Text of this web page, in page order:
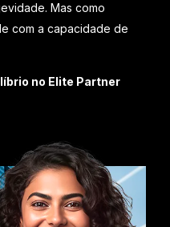
Mas como
com a capacidade de
no Elite Partner